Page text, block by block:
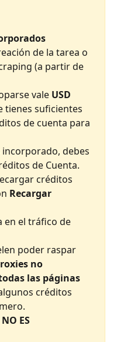
de la tarea o
(a partir de
vale USD
tienes suficientes
de cuenta para
debes
de Cuenta.
créditos
Recargar
en el tráfico de
poder raspar
no
las páginas
créditos
NO ES